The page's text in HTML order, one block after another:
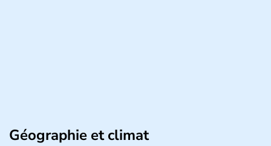
Géographie et climat